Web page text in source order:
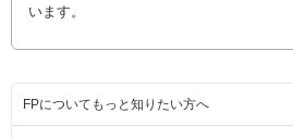
います。
FPについてもっと知りたい方へ